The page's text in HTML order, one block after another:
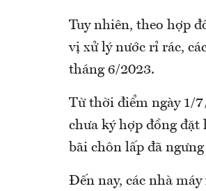
Tuy nhiên, theo hợp
vị xử lý nước rỉ rác,
tháng 6/2023.
Từ thời điểm ngày 1/
chưa ký hợp đồng đặt
bãi chôn lấp đã
Đến nay, các nhà